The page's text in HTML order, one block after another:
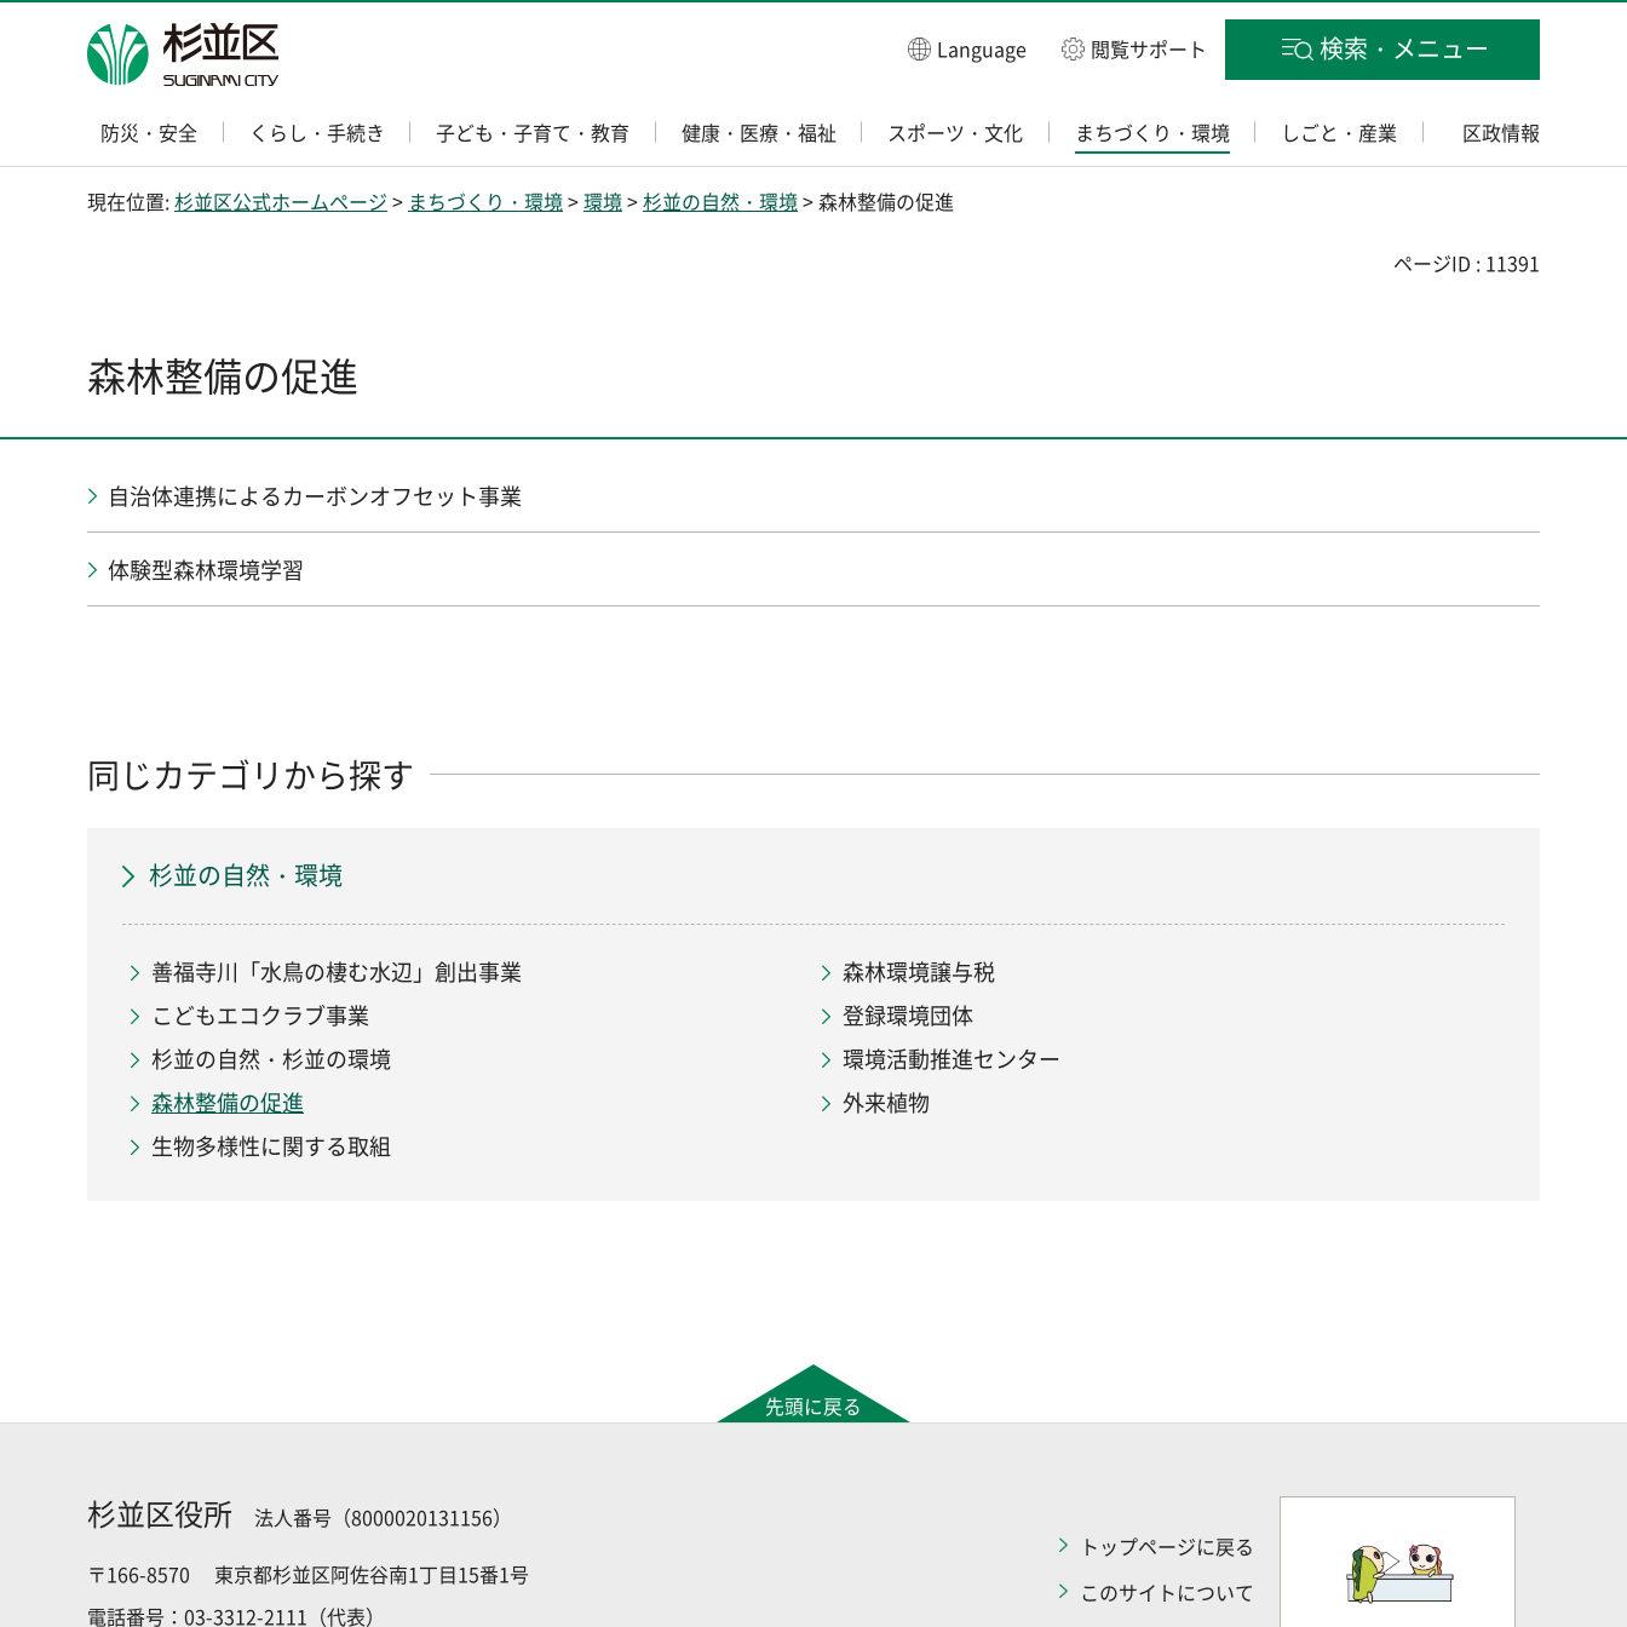
杉並区 Language 閲覧サポート 検索・メニュー
防災・安全 くらし・手続き 子ども・子育て・教育 健康・医療・福祉 スポーツ・文化 まちづくり・環境 しごと・産業 区政情報
現在位置:杉並区公式ホームページ > まちづくり・環境>環境>杉並の自然・環境> 森林整備の促進
ページID : 11391
森林整備の促進
自治体連携によるカーボンオフセット事業
体験型森林環境学習
同じカテゴリから探す
杉並の自然・環境
善福寺川「水鳥の棲む水辺」創出事業
森林環境譲与税
こどもエコクラブ事業
登録環境団体
杉並の自然・杉並の環境
環境活動推進センター
森林整備の促進
外来植物
生物多様性に関する取組
先頭に戻る
杉並区役所
法人番号（8000020131156）
〒166-8570
東京都杉並区阿佐谷南1丁目15番1号
電話番号：03-3312-2111（代表）
トップページに戻る
このサイトについて